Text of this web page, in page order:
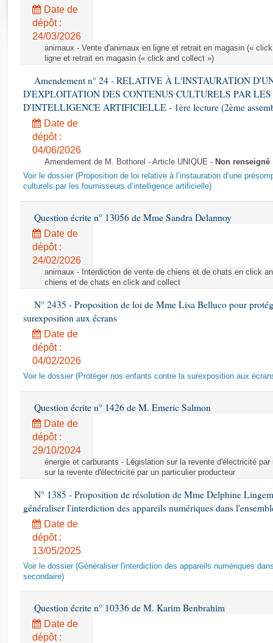
Rapports législatifs
Rapports sur l'application des lois
Baromètre de l’application des lois
Dossiers législatifs
Budget et sécurité sociale
Questions écrites et orales
Comptes rendus des débats
Date de
dépôt :
24/03/2026
animaux - Vente d'animaux en ligne et retrait en magasin («
ligne et retrait en magasin (« click and collect »)
Amendement n° 24 - RELATIVE À L'INSTAURATION
D'EXPLOITATION DES CONTENUS CULTURELS PAR LES
D'INTELLIGENCE ARTIFICIELLE - 1ère lecture (2ème
Date de
dépôt :
04/06/2026
Amendement de M. Bothorel - Article UNIQUE - Non renseigné
Voir le dossier (Proposition de loi relative à l’instauration d’une
culturels par les fournisseurs d’intelligence artificielle)
Question écrite n° 13056 de Mme Sandra Delannoy
Date de
dépôt :
24/02/2026
animaux - Interdiction de vente de chiens et de chats en click
chiens et de chats en click and collect
N° 2435 - Proposition de loi de Mme Lisa Belluco pour
surexposition aux écrans
Date de
dépôt :
04/02/2026
Voir le dossier (Protéger nos enfants contre la surexposition aux
Question écrite n° 1426 de M. Emeric Salmon
Date de
dépôt :
29/10/2024
énergie et carburants - Législation sur la revente d'électricité
sur la revente d'électricité par un particulier producteur
N° 1385 - Proposition de résolution de Mme Delphine
généraliser l'interdiction des appareils numériques dans
Date de
dépôt :
13/05/2025
Voir le dossier (Généraliser l'interdiction des appareils numériques
secondaire)
Question écrite n° 10336 de M. Karim Benbrahim
Date de
dépôt :